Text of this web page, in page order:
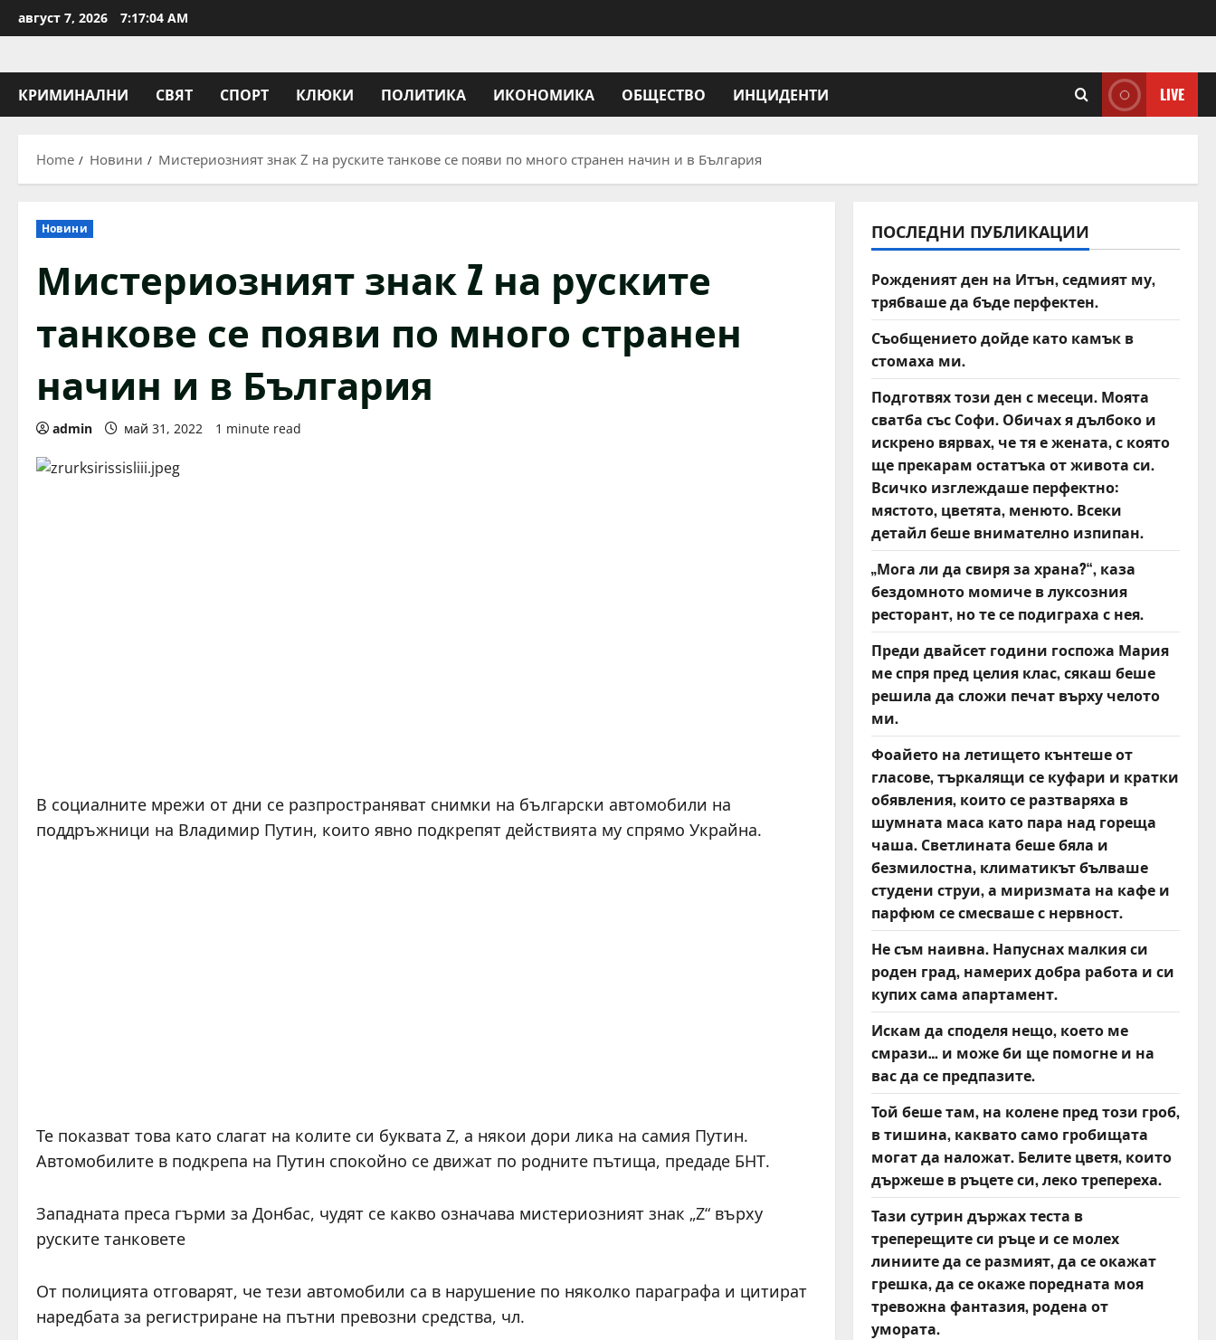
to
август 7, 2026 7:17:04 AM
КРИМИНАЛНИ СВЯТ СПОРТ КЛЮКИ ПОЛИТИКА ИКОНОМИКА ОБЩЕСТВО ИНЦИДЕНТИ LIVE
Home Новини Мистериозният знак Z на руските танкове се появи по много странен начин и в България
Новини
Мистериозният знак Z на руските
танкове се появи по много странен
начин и в България
admin май 31, 2022 1 minute read
В социалните мрежи от дни се разпространяват снимки на български автомобили на
поддръжници на Владимир Путин, които явно подкрепят действията му спрямо Украйна.
Те показват това като слагат на колите си буквата Z, а някои дори лика на самия Путин.
Автомобилите в подкрепа на Путин спокойно се движат по родните пътища, предаде БНТ.
Западната преса гърми за Донбас, чудят се какво означава мистериозният знак „Z“ върху
руските танковете
От полицията отговарят, че тези автомобили са в нарушение по няколко параграфа и цитират
наредбата за регистриране на пътни превозни средства, чл.
ПОСЛЕДНИ ПУБЛИКАЦИИ
Рожденият ден на Итън, седмият му,
трябваше да бъде перфектен.
Съобщението дойде като камък в
стомаха ми.
Подготвях този ден с месеци. Моята
сватба със Софи. Обичах я дълбоко и
искрено вярвах, че тя е жената, с която
ще прекарам остатъка от живота си.
Всичко изглеждаше перфектно:
мястото, цветята, менюто. Всеки
детайл беше внимателно изпипан.
„Мога ли да свиря за храна?“, каза
бездомното момиче в луксозния
ресторант, но те се подиграха с нея.
Преди двайсет години госпожа Мария
ме спря пред целия клас, сякаш беше
решила да сложи печат върху челото
ми.
Фоайето на летището кънтеше от
гласове, търкалящи се куфари и кратки
обявления, които се разтваряха в
шумната маса като пара над гореща
чаша. Светлината беше бяла и
безмилостна, климатикът бълваше
студени струи, а миризмата на кафе и
парфюм се смесваше с нервност.
Не съм наивна. Напуснах малкия си
роден град, намерих добра работа и си
купих сама апартамент.
Искам да споделя нещо, което ме
смрази… и може би ще помогне и на
вас да се предпазите.
Той беше там, на колене пред този гроб,
в тишина, каквато само гробищата
могат да наложат. Белите цветя, които
държеше в ръцете си, леко трепереха.
Тази сутрин държах теста в
треперещите си ръце и се молех
линиите да се размият, да се окажат
грешка, да се окаже поредната моя
тревожна фантазия, родена от
умората.